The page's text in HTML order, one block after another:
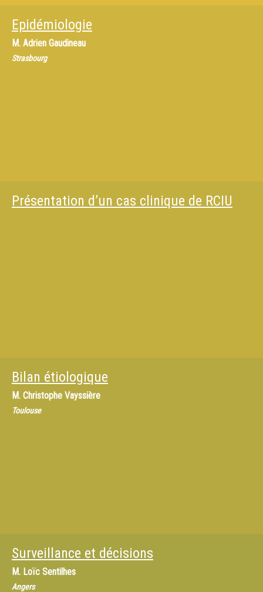
Epidémiologie
M. Adrien Gaudineau
Strasbourg
Présentation d’un cas clinique de RCIU
Bilan étiologique
M. Christophe Vayssière
Toulouse
Surveillance et décisions
M. Loïc Sentilhes
Angers